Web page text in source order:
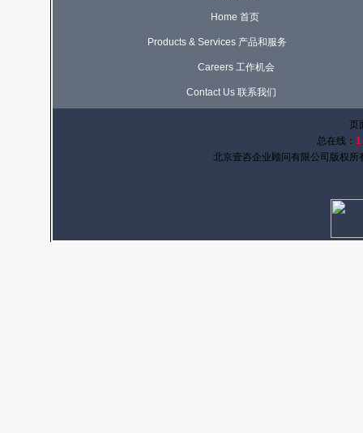
Home 首页
Products & Services 产品和服务
Careers 工作机会
Contact Us 联系我们
页
总在线： 1
北京壹咨企业顾问有限公司版权